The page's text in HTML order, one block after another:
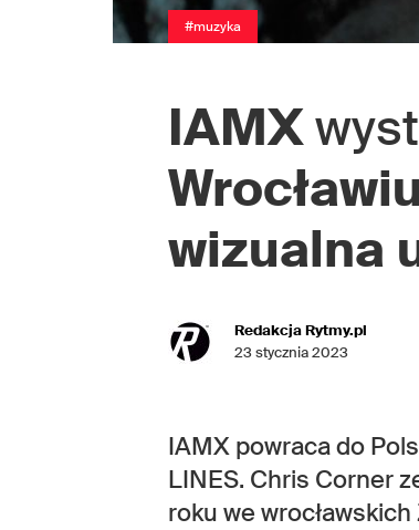
#muzyka
IAMX
Wrocławiu
wizualna
Redakcja Rytmy.pl
23 stycznia 2023
IAMX powraca do
LINES. Chris Corner
roku we